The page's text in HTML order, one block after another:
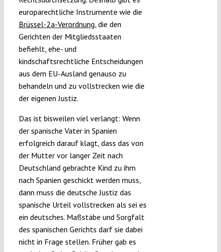
europarechtliche Instrumente wie die
Brüssel-2a-Verordnung, die den
Gerichten der Mitgliedsstaaten
befiehlt, ehe- und
kindschaftsrechtliche Entscheidungen
aus dem EU-Ausland genauso zu
behandeln und zu vollstrecken wie die
der eigenen Justiz.
Das ist bisweilen viel verlangt: Wenn
der spanische Vater in Spanien
erfolgreich darauf klagt, dass das von
der Mutter vor langer Zeit nach
Deutschland gebrachte Kind zu ihm
nach Spanien geschickt werden muss,
dann muss die deutsche Justiz das
spanische Urteil vollstrecken als sei es
ein deutsches. Maßstäbe und Sorgfalt
des spanischen Gerichts darf sie dabei
nicht in Frage stellen. Früher gab es